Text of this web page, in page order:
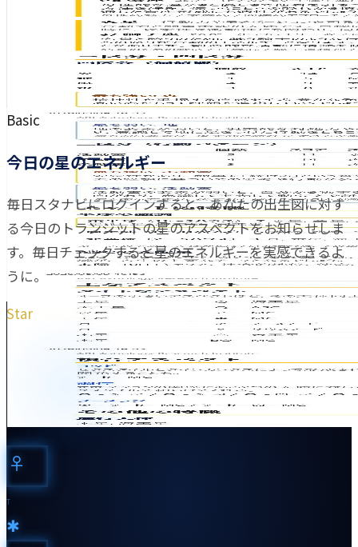
Basic
今日の星のエネルギー
毎日スタナビにログインすると、あなたの出生図に対す
る今日のトランジットの星のアスペクトをお知らせしま
す。毎日チェックすると星のエネルギーを実感できるよ
うに。
Star Navigator
♀︎
T
✱